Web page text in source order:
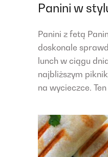
Panini w
Panini z fetą
doskonale
lunch w ciągu
najbliższym
na wycieczce.